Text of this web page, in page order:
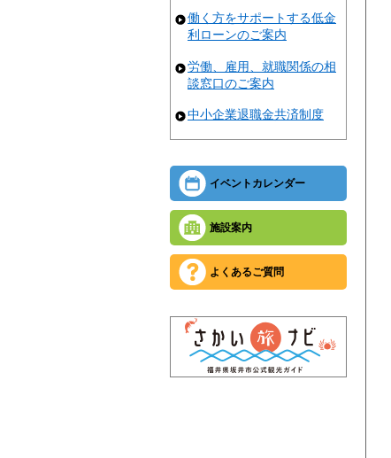
働く方をサポートする低金
利ローンのご案内
労働、雇用、就職関係の相
談窓口のご案内
中小企業退職金共済制度
イベントカレンダー
施設案内
よくあるご質問